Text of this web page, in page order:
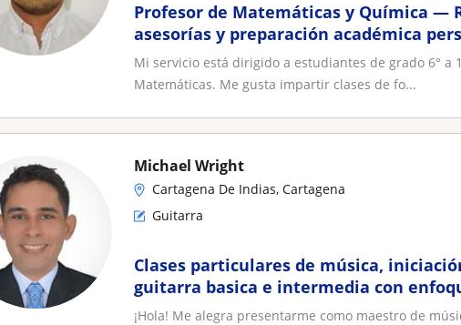
Profesor de Matemáticas y Química —
asesorías y preparación académica
Mi servicio está dirigido a estudiantes de grado 6° a
Matemáticas. Me gusta impartir clases de fo...
Michael Wright
Cartagena De Indias, Cartagena
Guitarra
Clases particulares de música,
guitarra basica e intermedia con
a gusto del alumno
¡Hola! Me alegra presentarme como maestro de